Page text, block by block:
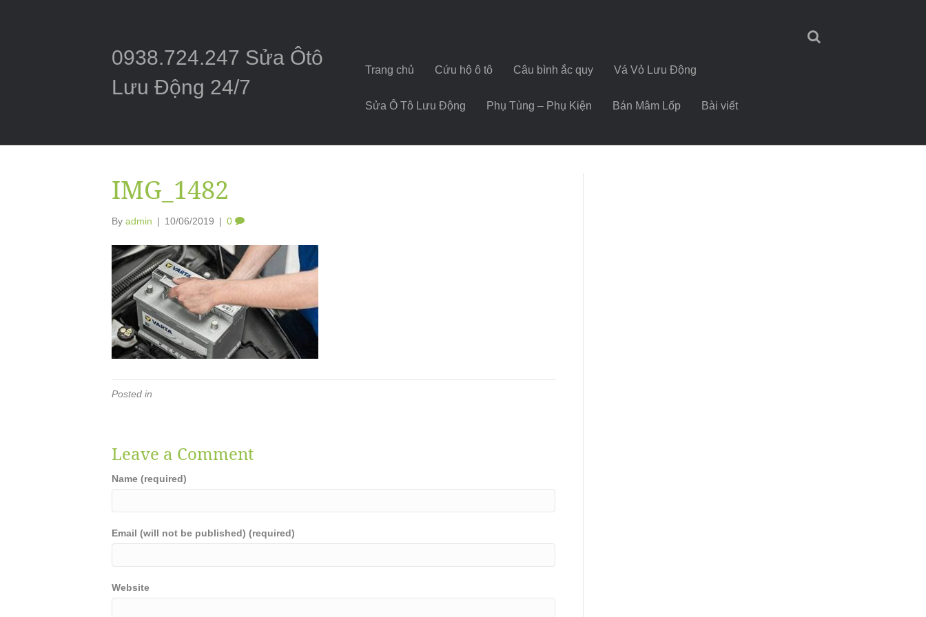
0938.724.247 Sửa Ôtô
Lưu Động 24/7
Trang chủ Cứu hộ ô tô Câu bình ắc quy Vá Vỏ Lưu Động
Sửa Ô Tô Lưu Động Phụ Tùng – Phụ Kiện Bán Mâm Lốp Bài viết
IMG_1482
By admin | 10/06/2019 | 0
Posted in
Leave a Comment
Name (required)
Email (will not be published) (required)
Website